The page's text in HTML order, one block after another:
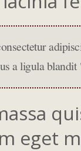
a ligula blandit
eget